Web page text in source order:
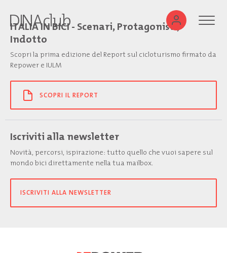
ITALIA IN BICI - Scenari, Protagonisti,
Indotto
Scopri la prima edizione del Report sul cicloturismo firmato da
Repower e IULM
SCOPRI IL REPORT
Iscriviti alla newsletter
Novità, percorsi, ispirazione: tutto quello che vuoi sapere sul
mondo bici direttamente nella tua mailbox.
ISCRIVITI ALLA NEWSLETTER